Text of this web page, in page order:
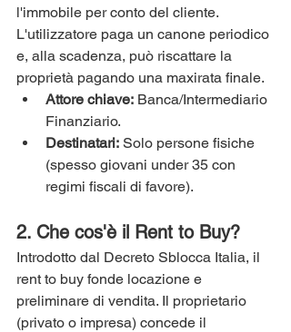
l'immobile per conto del cliente.
L'utilizzatore paga un canone periodico
e, alla scadenza, può riscattare la
proprietà pagando una maxirata finale.
Attore chiave: Banca/Intermediario
Finanziario.
Destinatari: Solo persone fisiche
(spesso giovani under 35 con
regimi fiscali di favore).
2. Che cos'è il Rent to Buy?
Introdotto dal Decreto Sblocca Italia, il
rent to buy fonde locazione e
preliminare di vendita. Il proprietario
(privato o impresa) concede il